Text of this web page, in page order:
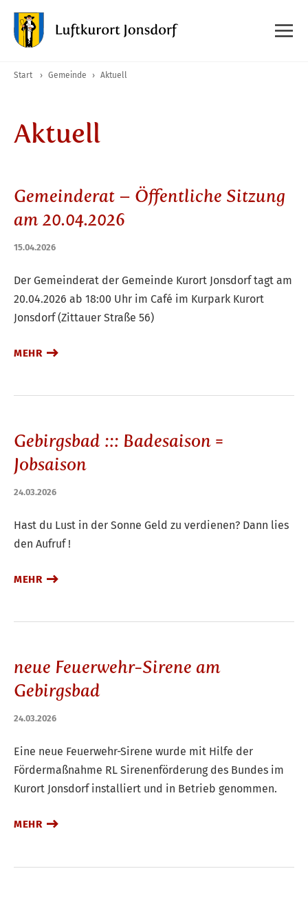
Start › Gemeinde › Aktuell
Aktuell
Gemeinderat – Öffentliche Sitzung
am 20.04.2026
15.04.2026
Der Gemeinderat der Gemeinde Kurort Jonsdorf tagt am
20.04.2026 ab 18:00 Uhr im Café im Kurpark Kurort
Jonsdorf (Zittauer Straße 56)
MEHR
Gebirgsbad ::: Badesaison =
Jobsaison
24.03.2026
Hast du Lust in der Sonne Geld zu verdienen? Dann lies
den Aufruf !
MEHR
neue Feuerwehr-Sirene am
Gebirgsbad
24.03.2026
Eine neue Feuerwehr-Sirene wurde mit Hilfe der
Fördermaßnahme RL Sirenenförderung des Bundes im
Kurort Jonsdorf installiert und in Betrieb genommen.
MEHR